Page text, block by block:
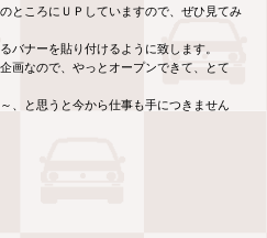
ところにＵＰしていますので、ぜひ見てみ
バナーを貼り付けるように致します。
画なので、やっとオープンできて、とて
、と思うと今から仕事も手につきません